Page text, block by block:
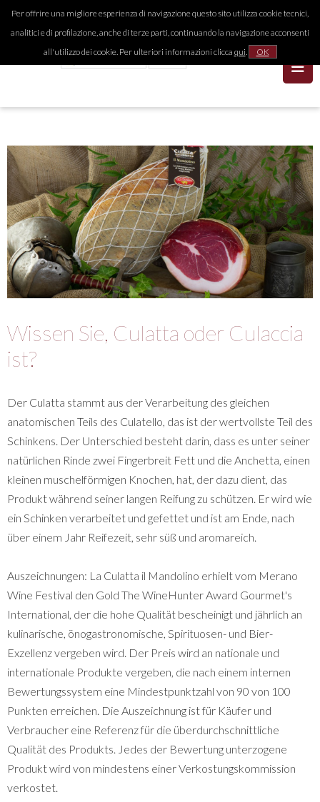
Per offrire una migliore esperienza di navigazione questo sito utilizza cookie tecnici,
analitici e di profilazione, anche di terze parti, continuando la navigazione acconsenti
all'utilizzo dei cookie. Per ulteriori informazioni clicca qui. OK
Wissen Sie, Culatta oder Culaccia
ist?
Der Culatta stammt aus der Verarbeitung des gleichen
anatomischen Teils des Culatello, das ist der wertvollste Teil des
Schinkens. Der Unterschied besteht darin, dass es unter seiner
natürlichen Rinde zwei Fingerbreit Fett und die Anchetta, einen
kleinen muschelförmigen Knochen, hat, der dazu dient, das
Produkt während seiner langen Reifung zu schützen. Er wird wie
ein Schinken verarbeitet und gefettet und ist am Ende, nach
über einem Jahr Reifezeit, sehr süß und aromareich.
Auszeichnungen: La Culatta il Mandolino erhielt vom Merano
Wine Festival den Gold The WineHunter Award Gourmet's
International, der die hohe Qualität bescheinigt und jährlich an
kulinarische, önogastronomische, Spirituosen- und Bier-
Exzellenz vergeben wird. Der Preis wird an nationale und
internationale Produkte vergeben, die nach einem internen
Bewertungssystem eine Mindestpunktzahl von 90 von 100
Punkten erreichen. Die Auszeichnung ist für Käufer und
Verbraucher eine Referenz für die überdurchschnittliche
Qualität des Produkts. Jedes der Bewertung unterzogene
Produkt wird von mindestens einer Verkostungskommission
verkostet.